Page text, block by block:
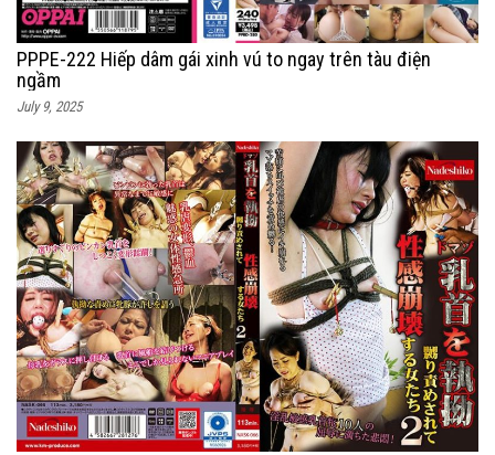
PPPE-222 Hiếp dâm gái xinh vú to ngay trên tàu điện
ngầm
July 9, 2025